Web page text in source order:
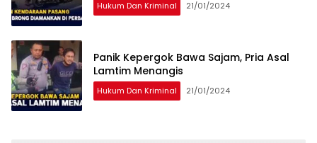
Hukum Dan Kriminal 21/01/2024
Panik Kepergok Bawa Sajam, Pria Asal
Lamtim Menangis
Hukum Dan Kriminal 21/01/2024